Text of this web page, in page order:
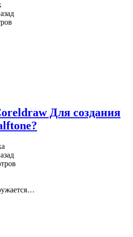
Для создания